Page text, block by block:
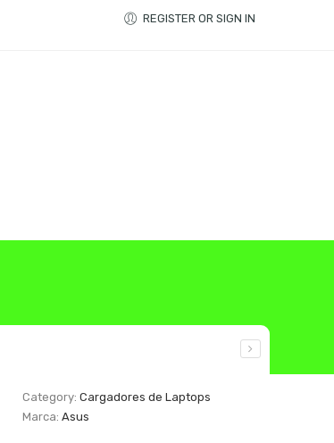
REGISTER OR SIGN IN
Category:Cargadores de Laptops
Marca:Asus